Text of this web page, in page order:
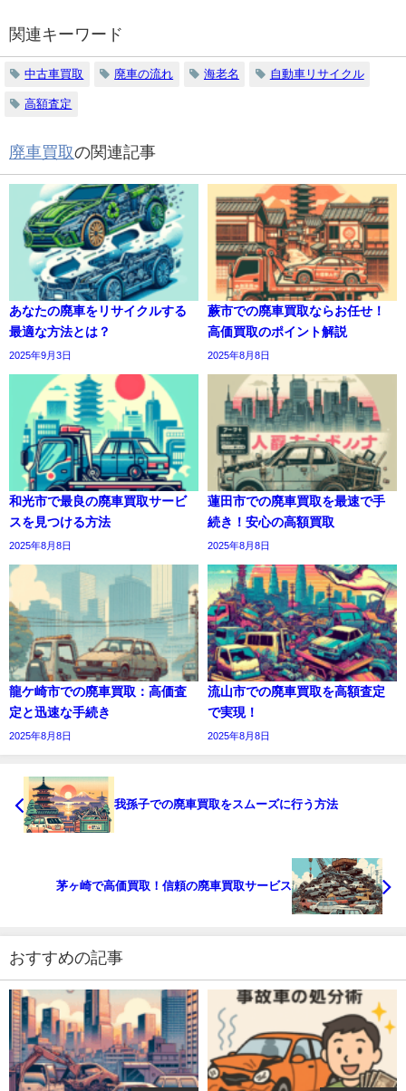
関連キーワード
中古車買取 廃車の流れ 海老名 自動車リサイクル
高額査定
廃車買取の関連記事
あなたの廃車をリサイクルする
最適な方法とは？
2025年9月3日
蕨市での廃車買取ならお任せ！
高価買取のポイント解説
2025年8月8日
和光市で最良の廃車買取サービ
スを見つける方法
2025年8月8日
蓮田市での廃車買取を最速で手
続き！安心の高額買取
2025年8月8日
龍ケ崎市での廃車買取：高価査
定と迅速な手続き
2025年8月8日
流山市での廃車買取を高額査定
で実現！
2025年8月8日
我孫子での廃車買取をスムーズに行う方法
茅ヶ崎で高価買取！信頼の廃車買取サービス
おすすめの記事